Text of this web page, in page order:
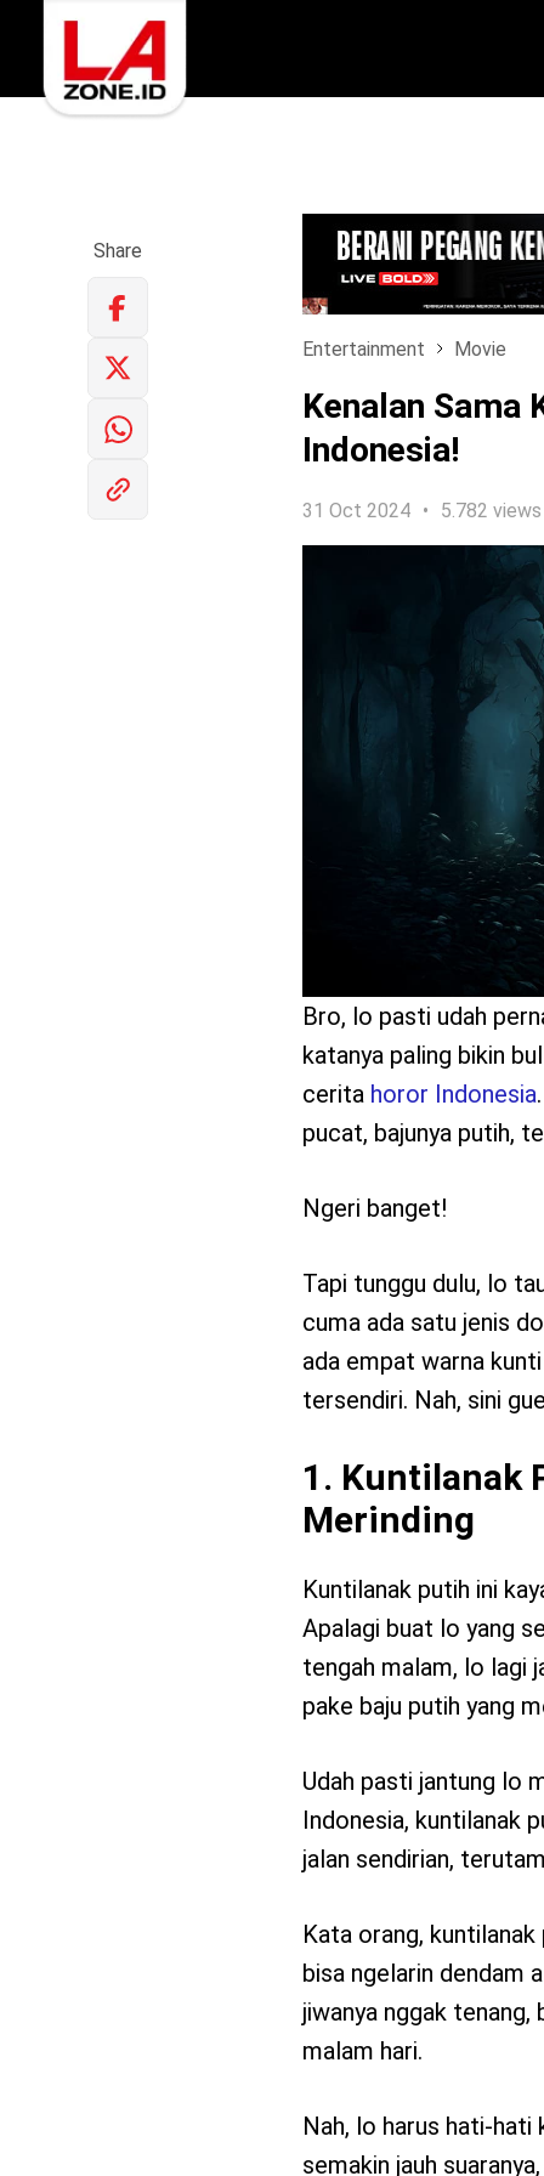
benefit
menarik
Share
Entertainment Movie
Kenalan Sama
Indonesia!
31 Oct 2024 5.782 views
Bro, lo pasti udah
katanya paling bikin
cerita horor Indonesia
pucat, bajunya putih,
Ngeri banget!
Tapi tunggu dulu, lo
cuma ada satu jenis
ada empat warna
tersendiri. Nah, sini
1. Kuntilanak
Merinding
Kuntilanak putih ini
Apalagi buat lo yang
tengah malam, lo lagi
pake baju putih yang
Udah pasti jantung lo
Indonesia, kuntilanak
jalan sendirian,
Kata orang,
bisa ngelarin dendam
jiwanya nggak tenang,
malam hari.
Nah, lo harus hati-hati
semakin jauh